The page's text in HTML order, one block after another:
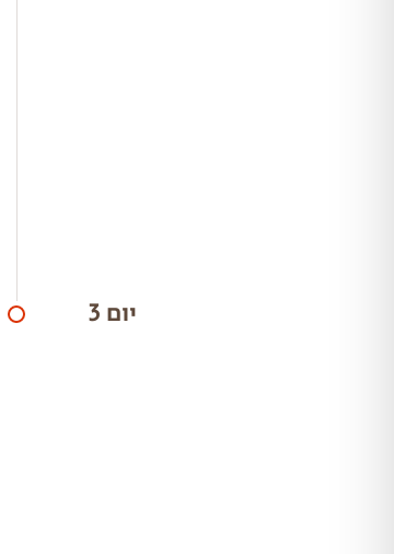
יום 3